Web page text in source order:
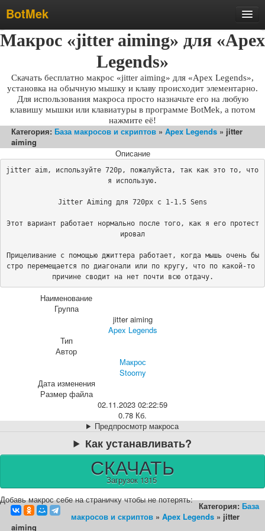
BotMek
Скачать
Обновления
Инструкция
Статьи
Бесплатные макросы
Отзывы
Макрос «jitter aiming» для «Apex
Legends»
Скачать бесплатно макрос «jitter aiming» для «Apex Legends»,
установка на обычную мышку и клаву происходит элементарно.
Для использования макроса просто назначьте его на любую
клавишу мышки или клавиатуры в программе BotMek, а потом
нажмите её!
Категория: База макросов и скриптов » Apex Legends » jitter
aiming
Описание
jitter aim, используйте 720p, пожалуйста, так как это то, что
я использую.
Jitter Aiming для 720px с 1-1.5 Sens
Этот вариант работает нормально после того, как я его протест
ировал
Прицеливание с помощью джиттера работает, когда мышь очень бы
стро перемещается по диагонали или по кругу, что по какой-то
причине сводит на нет почти всю отдачу.
Наименование
Группа
jitter aiming
Apex Legends
Тип
Автор
Макрос
Stoorny
Дата изменения
Размер файла
02.11.2023 02:22:59
0.78 Кб.
Предпросмотр макроса
Как устанавливать?
СКАЧАТЬ
Загрузок 1315
Добавь макрос себе на страничку чтобы не потерять:
Категория: База
макросов и скриптов » Apex Legends » jitter
aiming